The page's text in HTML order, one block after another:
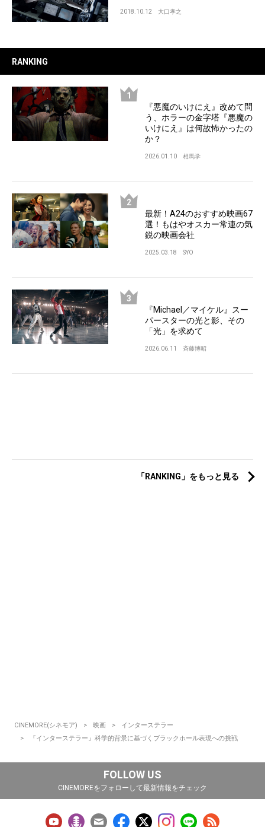
2018.10.12 大口孝之
RANKING
『悪魔のいけにえ』改めて問
う、ホラーの金字塔『悪魔の
いけにえ』は何故怖かったの
か？
2026.01.10 相馬学
最新！A24のおすすめ映画67
選！もはやオスカー常連の気
鋭の映画会社
2025.03.18 SYO
『Michael／マイケル』スー
パースターの光と影、その
「光」を求めて
2026.06.11 斉藤博昭
「RANKING」をもっと見る
CINEMORE(シネモア) 映画
インターステラー
『インターステラー』科学的背景に基づくブラックホール表現への挑戦
FOLLOW US
CINEMOREをフォローして最新情報をチェック